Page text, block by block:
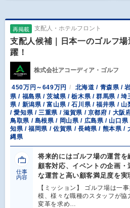
再掲載 支配人・ホテルフロント
支配人候補｜日本一のゴルフ
躍！
株式会社アコーディア・ゴルフ
450万円～649万円
北海道 / 青森県 /
県 / 福島県 / 茨城県 / 栃木県 / 群馬県 / 埼
県 / 新潟県 / 富山県 / 石川県 / 福井県 /
/ 愛知県 / 三重県 / 滋賀県 / 京都府 / 大阪
鳥取県 / 島根県 / 岡山県 / 広島県 / 山口
知県 / 福岡県 / 佐賀県 / 長崎県 / 熊本県 /
縄県
仕事
内容
将来的にはゴルフ場の運営
顧客対応、イベントの企画
な運営と高い顧客満足度を実
【ミッション】 ゴルフ場は一
模、様々な職種のスタッフが協
変革を求め…